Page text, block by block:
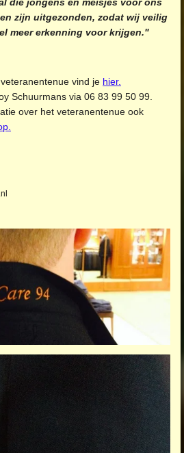
die jongens en meisjes voor ons
zijn uitgezonden, zodat wij veilig
meer erkenning voor krijgen."
vind je hier.
Schuurmans via 06 83 99 50 99.
over het veteranentenue ook